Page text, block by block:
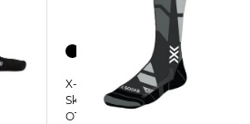
X-Socks | Damen
Skistrümpfe SKI PERFORM
OTC